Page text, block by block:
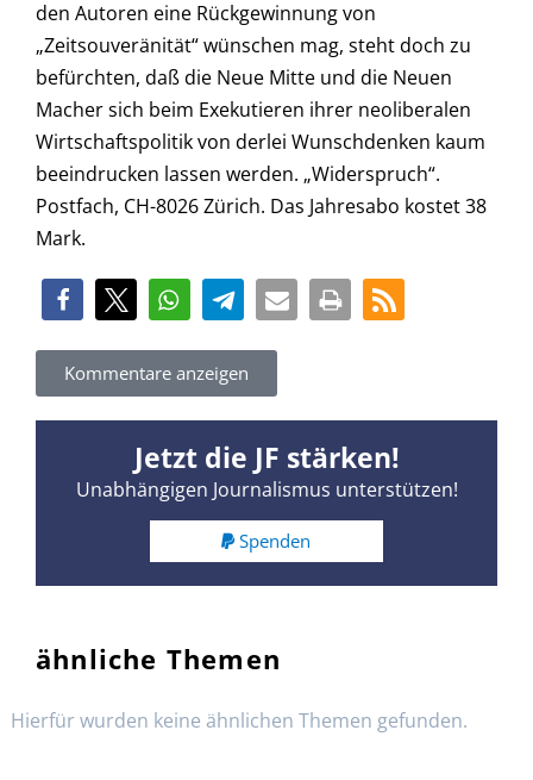
den Autoren eine Rückgewinnung von
„Zeitsouveränität“ wünschen mag, steht doch zu
befürchten, daß die Neue Mitte und die Neuen
Macher sich beim Exekutieren ihrer neoliberalen
Wirtschaftspolitik von derlei Wunschdenken kaum
beeindrucken lassen werden. „Widerspruch“.
Postfach, CH-8026 Zürich. Das Jahresabo kostet 38
Mark.
Kommentare anzeigen
Jetzt die JF stärken!
Unabhängigen Journalismus unterstützen!
Spenden
ähnliche Themen
Hierfür wurden keine ähnlichen Themen gefunden.